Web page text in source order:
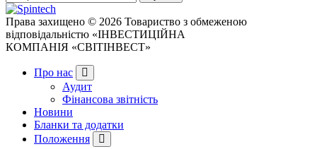
Права захищено © 2026 Товариство з обмеженою
відповідальністю «ІНВЕСТИЦІЙНА
КОМПАНІЯ «СВІТІНВЕСТ»
Про нас
Аудит
Фінансова звітність
Новини
Бланки та додатки
Положення